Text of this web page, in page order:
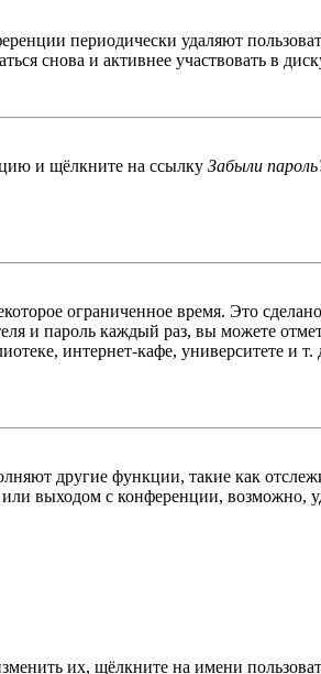
периодически удаляют
снова и активнее участвовать в
и щёлкните на ссылку Забыли
ограниченное время. Это
и пароль каждый раз, вы можете
интернет-кафе, университете и
другие функции, такие как
выходом с конференции, возможно,
их, щёлкните на имени